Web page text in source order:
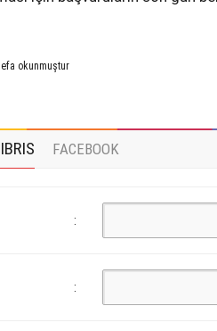
okunmuştur
FACEBOOK
:
: